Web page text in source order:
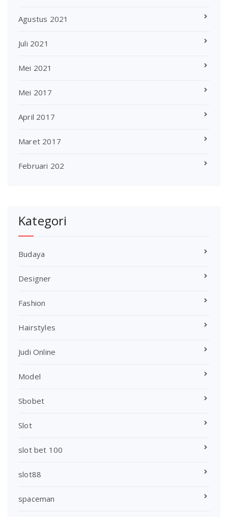
Agustus 2021
Juli 2021
Mei 2021
Mei 2017
April 2017
Maret 2017
Februari 202
Kategori
Budaya
Designer
Fashion
Hairstyles
Judi Online
Model
Sbobet
Slot
slot bet 100
slot88
spaceman